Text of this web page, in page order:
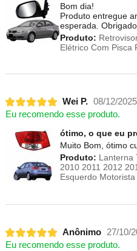
Bom dia!
Produto entregue
esperada.
Produto:
Elétrico Com Pisca
Wei P. 08/12/2025
Eu recomendo esse produto.
ótimo, o que eu
Muito Bom, ótimo
Produto: Lanterna
2010 2011 2012
Esquerdo Motorista
Anônimo
27/10/
Eu recomendo esse produto.